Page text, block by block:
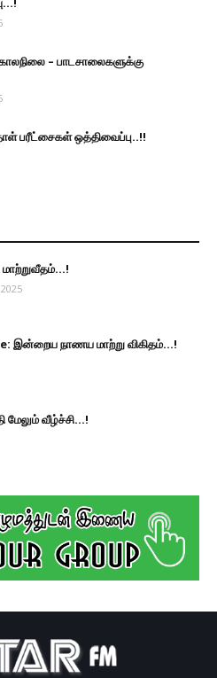
– பாடசாலைகளுக்கு
பரீட்சைகள் ஒத்திவைப்பு..!!
இன்றைய நாணய மாற்று விகிதம்...!
மேலும் வீழ்ச்சி...!